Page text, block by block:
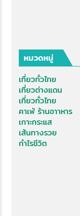
หมวดหมู่
เที่ยวทั่วไทย
เที่ยวต่างแดน
เที่ยวทั่วไทย
คาเฟ่ ร้านอาาหาร
เกาะกระแส
เส้นทางรวย
กำไรชีวิต